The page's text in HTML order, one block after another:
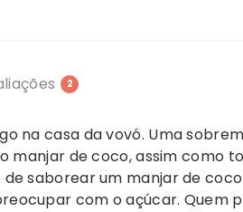
2
na casa da vovó. Uma
de coco, assim como
saborear um manjar de
com o açúcar. Quem